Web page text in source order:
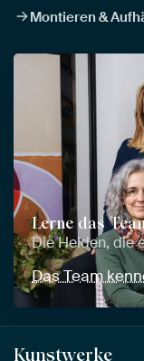
Montieren &
Lerne das
Die Helden, die
Das Team
Kunstwerke